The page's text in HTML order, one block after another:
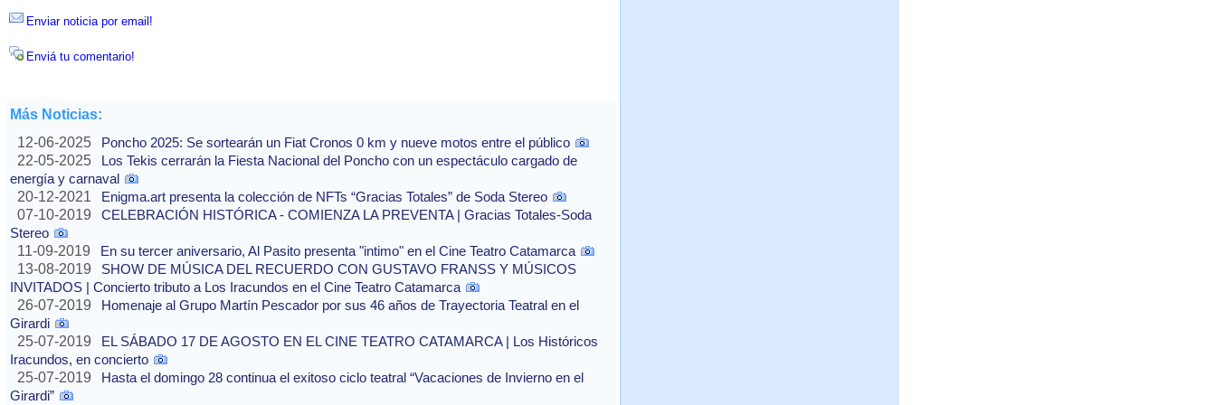
Enviar noticia por email!
Enviá tu comentario!
Más Noticias:
12-06-2025
Poncho 2025: Se sortearán un Fiat Cronos 0 km y nueve motos entre el público
22-05-2025
Los Tekis cerrarán la Fiesta Nacional del Poncho con un espectáculo cargado de
energía y carnaval
20-12-2021
Enigma.art presenta la colección de NFTs “Gracias Totales” de Soda Stereo
07-10-2019
CELEBRACIÓN HISTÓRICA - COMIENZA LA PREVENTA | Gracias Totales-Soda
Stereo
11-09-2019
En su tercer aniversario, Al Pasito presenta "intimo" en el Cine Teatro Catamarca
13-08-2019
SHOW DE MÚSICA DEL RECUERDO CON GUSTAVO FRANSS Y MÚSICOS
INVITADOS | Concierto tributo a Los Iracundos en el Cine Teatro Catamarca
26-07-2019
Homenaje al Grupo Martín Pescador por sus 46 años de Trayectoria Teatral en el
Girardi
25-07-2019
EL SÁBADO 17 DE AGOSTO EN EL CINE TEATRO CATAMARCA | Los Históricos
Iracundos, en concierto
25-07-2019
Hasta el domingo 28 continua el exitoso ciclo teatral “Vacaciones de Invierno en el
Girardi”